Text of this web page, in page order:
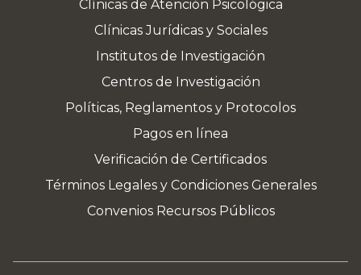
Clínicas de Atención Psicológica
Clínicas Jurídicas y Sociales
Institutos de Investigación
Centros de Investigación
Políticas, Reglamentos y Protocolos
Pagos en línea
Verificación de Certificados
Términos Legales y Condiciones Generales
Convenios Recursos Públicos